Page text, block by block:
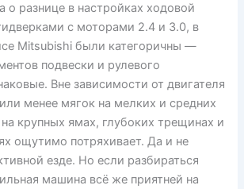
о разнице в настройках ходовой
с моторами 2.4 и 3.0, в
Mitsubishi были категоричны —
подвески и рулевого
Вне зависимости от двигателя
менее мягок на мелких и средних
крупных ямах, глубоких трещинах и
ощутимо потряхивает. Да и не
езде. Но если разбираться
машина всё же приятней на